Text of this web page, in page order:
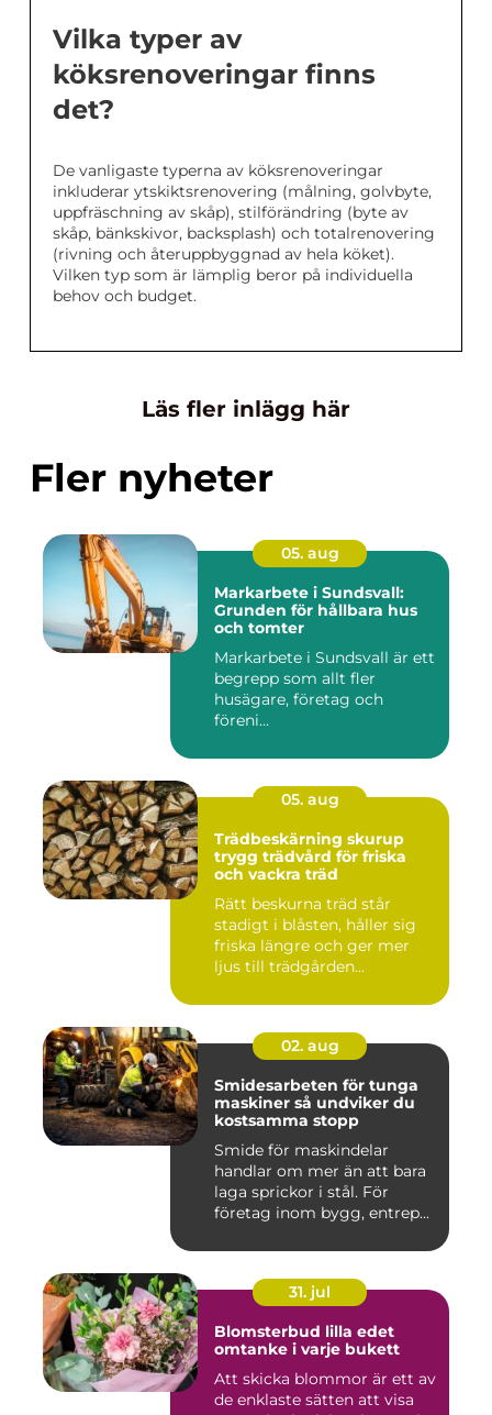
Vilka typer av
köksrenoveringar finns
det?
De vanligaste typerna av köksrenoveringar
inkluderar ytskiktsrenovering (målning, golvbyte,
uppfräschning av skåp), stilförändring (byte av
skåp, bänkskivor, backsplash) och totalrenovering
(rivning och återuppbyggnad av hela köket).
Vilken typ som är lämplig beror på individuella
behov och budget.
Läs fler inlägg här
Fler nyheter
05. aug
Markarbete i Sundsvall:
Grunden för hållbara hus
och tomter
Markarbete i Sundsvall är ett
begrepp som allt fler
husägare, företag och
föreni...
05. aug
Trädbeskärning skurup
trygg trädvård för friska
och vackra träd
Rätt beskurna träd står
stadigt i blåsten, håller sig
friska längre och ger mer
ljus till trädgården...
02. aug
Smidesarbeten för tunga
maskiner så undviker du
kostsamma stopp
Smide för maskindelar
handlar om mer än att bara
laga sprickor i stål. För
företag inom bygg, entrep...
31. jul
Blomsterbud lilla edet
omtanke i varje bukett
Att skicka blommor är ett av
de enklaste sätten att visa